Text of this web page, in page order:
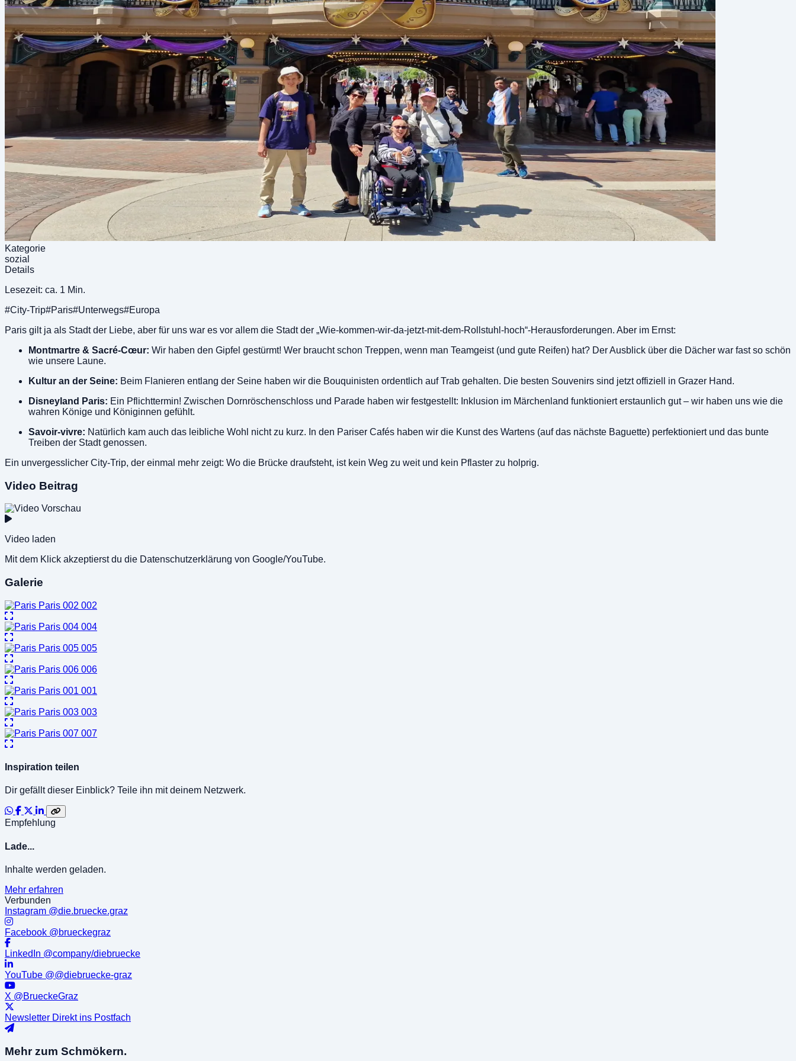
10
Archiv40 Jahre Zeitreise.
11Coming Soon
ShopMerch & Handwerk.
Kontakt
Anfahrt & Hallo.
Grabenstraße 39a, 8010 Graz
Kategorie
sozial
Details
Lesezeit: ca. 1 Min.
#City-Trip#Paris#Unterwegs#Europa
Paris gilt ja als Stadt der Liebe, aber für uns war es vor allem die Stadt der „Wie-kommen-wir-da-jetzt-mit-dem-Rollstuhl-hoch“-Herausforderungen. Aber im Ernst:
Montmartre & Sacré-Cœur: Wir haben den Gipfel gestürmt! Wer braucht schon Treppen, wenn man Teamgeist (und gute Reifen) hat? Der Ausblick über die Dächer war fast so schön
wie unsere Laune.
Kultur an der Seine: Beim Flanieren entlang der Seine haben wir die Bouquinisten ordentlich auf Trab gehalten. Die besten Souvenirs sind jetzt offiziell in Grazer Hand.
Disneyland Paris: Ein Pflichttermin! Zwischen Dornröschenschloss und Parade haben wir festgestellt: Inklusion im Märchenland funktioniert erstaunlich gut – wir haben uns wie die
wahren Könige und Königinnen gefühlt.
Savoir-vivre: Natürlich kam auch das leibliche Wohl nicht zu kurz. In den Pariser Cafés haben wir die Kunst des Wartens (auf das nächste Baguette) perfektioniert und das bunte
Treiben der Stadt genossen.
Ein unvergesslicher City-Trip, der einmal mehr zeigt: Wo die Brücke draufsteht, ist kein Weg zu weit und kein Pflaster zu holprig.
Video Beitrag
Video laden
Mit dem Klick akzeptierst du die Datenschutzerklärung von Google/YouTube.
Galerie
Inspiration teilen
Dir gefällt dieser Einblick? Teile ihn mit deinem Netzwerk.
Empfehlung
Lade...
Inhalte werden geladen.
Mehr erfahren
Verbunden
Instagram @die.bruecke.graz
Facebook @brueckegraz
LinkedIn @company/diebruecke
YouTube @@diebruecke-graz
X @BrueckeGraz
Newsletter Direkt ins Postfach
Mehr zum Schmökern.